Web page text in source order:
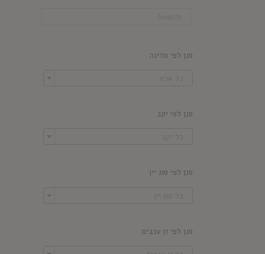
סנן לפי מדינה
סנן לפי יקב
סנן לפי סוג יין
סנן לפי זן ענבים